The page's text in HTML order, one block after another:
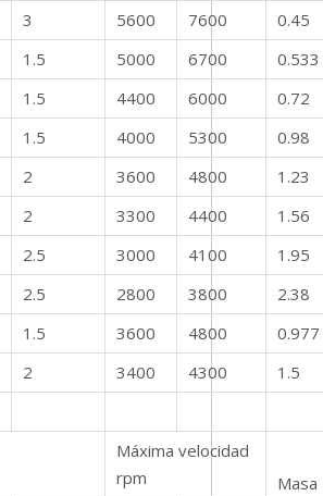
3 5600 7600
0.45
1.5 5000 6700
0.533
1.5 4400 6000
0.72
1.5 4000 5300
0.98
2 3600 4800
1.23
2 3300 4400
1.56
2.5 3000 4100
1.95
2.5 2800 3800
2.38
1.5 3600 4800
0.977
2 3400 4300 1.5
Máxima velocidad
rpm
Masa